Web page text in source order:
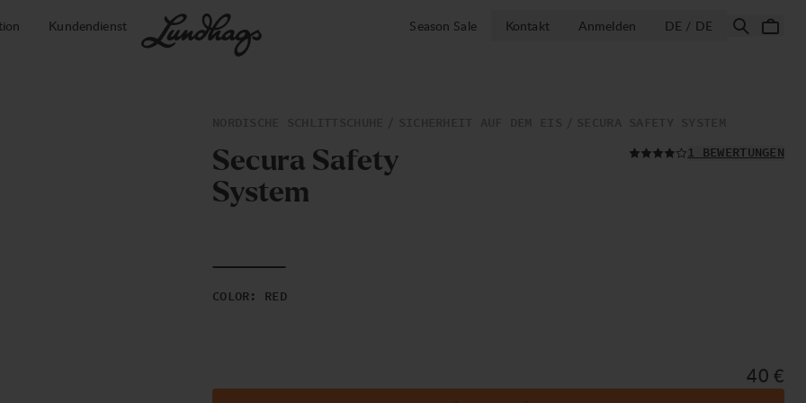
Kundendienst Season Sale Kontakt Anmelden DE / DE LAND
Secura Safety
System
LESEN SIE ALLE
1 BEWERTUNGEN
COLOR : RED
Preis:
40 €